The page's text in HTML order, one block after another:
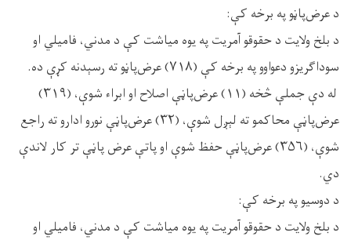
د عرض‌پاڼو په برخه کې:
د بلخ ولایت د حقوقو آمریت په یوه میاشت کې د مدني، فاميلي او
سوداګریزو دعواوو په برخه کې (۷۱۸) عرض‌پاڼو ته رسېدنه کړې ده.
له دې جملې څخه (۱۱) عرض‌پاڼې اصلاح او ابراء شوې، (۳۱۹)
عرض‌پاڼې محاکمو ته لېږل شوې، (۳۲) عرض‌پاڼې نورو ادارو ته راجع
شوې، (۳۵۶) عرض‌پاڼې حفظ شوې او پاتې عرض پاڼې تر کار لاندې
دي.
د دوسيو په برخه کې:
د بلخ ولایت د حقوقو آمریت په یوه میاشت کې د مدني، فاميلي او